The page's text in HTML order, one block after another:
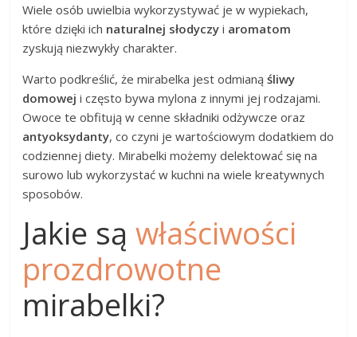
Wiele osób uwielbia wykorzystywać je w wypiekach,
które dzięki ich naturalnej słodyczy i aromatom
zyskują niezwykły charakter.
Warto podkreślić, że mirabelka jest odmianąśliwy
domowej i często bywa mylona z innymi jej rodzajami.
Owoce te obfitują w cenne składniki odżywcze oraz
antyoksydanty, co czyni je wartościowym dodatkiem do
codziennej diety. Mirabelki możemy delektować się na
surowo lub wykorzystać w kuchni na wiele kreatywnych
sposobów.
Jakie sąwłaściwości
prozdrowotne
mirabelki?